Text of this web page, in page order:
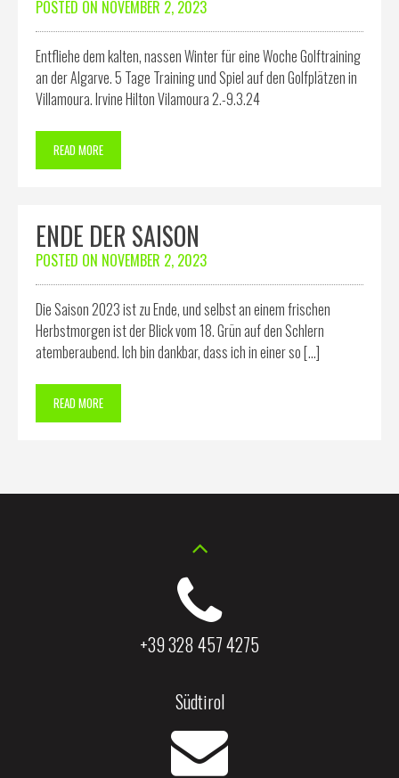
POSTED ON NOVEMBER 2, 2023
Entfliehe dem kalten, nassen Winter für eine Woche Golftraining
an der Algarve. 5 Tage Training und Spiel auf den Golfplätzen in
Villamoura. Irvine Hilton Vilamoura 2.-9.3.24
READ MORE
ENDE DER SAISON
POSTED ON NOVEMBER 2, 2023
Die Saison 2023 ist zu Ende, und selbst an einem frischen
Herbstmorgen ist der Blick vom 18. Grün auf den Schlern
atemberaubend. Ich bin dankbar, dass ich in einer so […]
READ MORE
+39 328 457 4275
Südtirol